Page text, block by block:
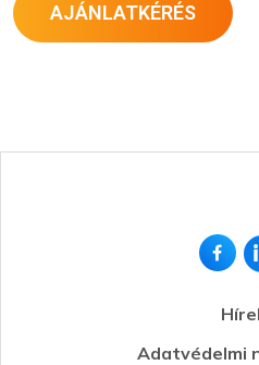
AJÁNLATKÉRÉS
Adatvédelmi